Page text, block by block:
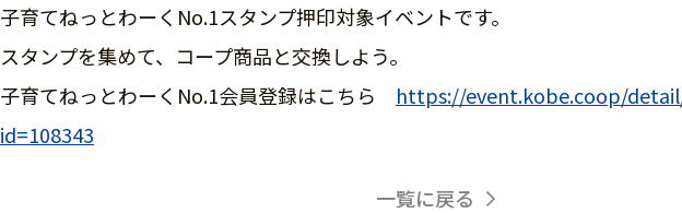
子育てねっとわーくNo.1スタンプ押印対象イベントです。
スタンプを集めて、コープ商品と交換しよう。
子育てねっとわーくNo.1会員登録はこちら https://event.kobe.coop/
id=108343
一覧に戻る